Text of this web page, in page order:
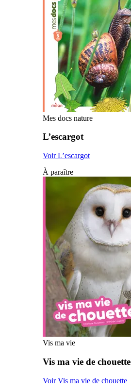
Mes docs nature
L’escargot
Voir L’escargot
À paraître
Vis ma vie
Vis ma vie de chouette
Voir Vis ma vie de chouette